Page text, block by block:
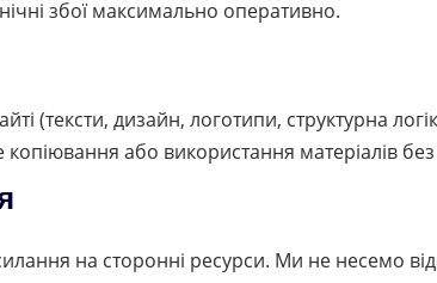
збої максимально оперативно.
(тексти, дизайн, логотипи, структурна
копіювання або використання матеріалів
на сторонні ресурси. Ми не несемо